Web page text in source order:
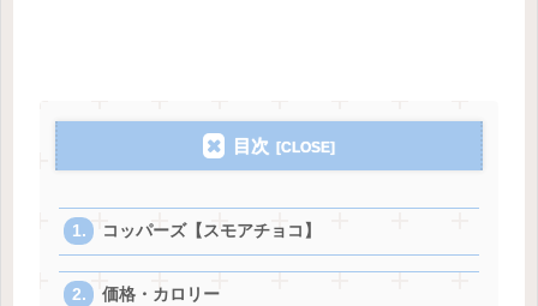
目次
コッパーズ【スモアチョコ】
価格・カロリー